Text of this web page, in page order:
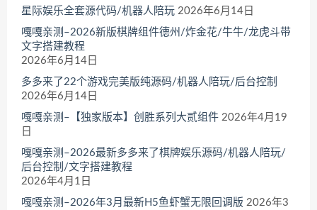
星际娱乐全套源代码/机器人陪玩 2026年6月14日
嘎嘎亲测–2026新版棋牌组件德州/炸金花/牛牛/龙虎斗带
文字搭建教程
2026年6月14日
多多来了22个游戏完美版纯源码/机器人陪玩/后台控制
2026年6月14日
嘎嘎亲测–【独家版本】创胜系列大贰组件 2026年4月19
日
嘎嘎亲测–2026最新多多来了棋牌娱乐源码/机器人陪玩/
后台控制/文字搭建教程
2026年4月1日
嘎嘎亲测–2026年3月最新H5鱼虾蟹无限回调版 2026年3